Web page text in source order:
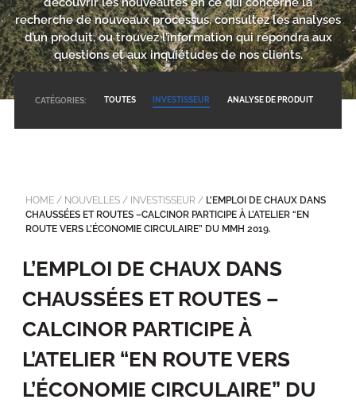
recherche de nouveaux processus, consultez les analyses
d’un produit, ou trouvez l’information qui répondra aux
questions et aux inquiétudes de nos clients.
CATÉGORIES: TOUTES INVESTISSEUR ANALYSE DE PRODUIT
HOME/ NOUVELLES/ INVESTISSEUR / L’EMPLOI DE CHAUX DANS
CHAUSSÉES ET ROUTES –CALCINOR PARTICIPE À L’ATELIER “EN
ROUTE VERS L’ÉCONOMIE CIRCULAIRE” DU MMH 2019.
L’EMPLOI DE CHAUX DANS
CHAUSSÉES ET ROUTES –
CALCINOR PARTICIPE À
L’ATELIER “EN ROUTE VERS
L’ÉCONOMIE CIRCULAIRE” DU